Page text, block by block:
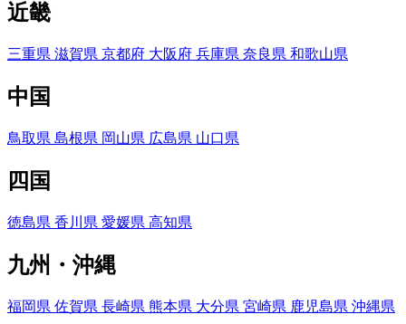
近畿
三重県 滋賀県 京都府 大阪府 兵庫県 奈良県 和歌山県
中国
鳥取県 島根県 岡山県 広島県 山口県
四国
徳島県 香川県 愛媛県 高知県
九州・沖縄
福岡県 佐賀県 長崎県 熊本県 大分県 宮崎県 鹿児島県 沖縄県